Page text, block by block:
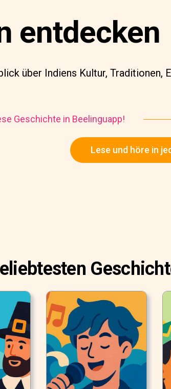
entdecken
über Indiens Kultur, Traditionen,
Geschichte in Beelinguapp!
Lese und höre in